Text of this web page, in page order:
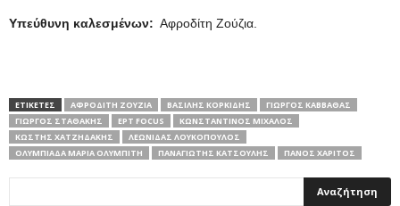
Υπεύθυνη καλεσμένων: Αφροδίτη Ζούζια.
ΕΤΙΚΕΤΕΣ ΑΦΡΟΔΊΤΗ ΖΟΎΖΙΑ ΒΑΣΊΛΗΣ ΚΟΡΚΊΔΗΣ
ΓΙΏΡΓΟΣ ΚΑΒΒΑΘΆΣ
ΓΙΏΡΓΟΣ ΣΤΑΘΆΚΗΣ
ΕΡΤ FOCUS
ΚΩΝΣΤΑΝΤΊΝΟΣ ΜΊΧΑΛΟΣ
ΚΩΣΤΗΣ ΧΑΤΖΗΔΑΚΗΣ
ΛΕΩΝΊΔΑΣ ΛΟΥΚΌΠΟΥΛΟΣ
ΟΛΥΜΠΙΆΔΑ ΜΑΡΊΑ ΟΛΥΜΠΊΤΗ
ΠΑΝΑΓΙΏΤΗΣ ΚΑΤΣΟΎΛΗΣ ΠΆΝΟΣ ΧΑΡΊΤΟΣ